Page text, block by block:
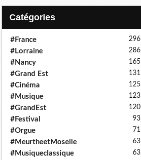
Catégories
#France 296
#Lorraine 286
#Nancy 165
#Grand Est 131
#Cinéma 125
#Musique 123
#GrandEst 120
#Festival 93
#Orgue 71
#MeurtheetMoselle 63
#Musiqueclassique 63